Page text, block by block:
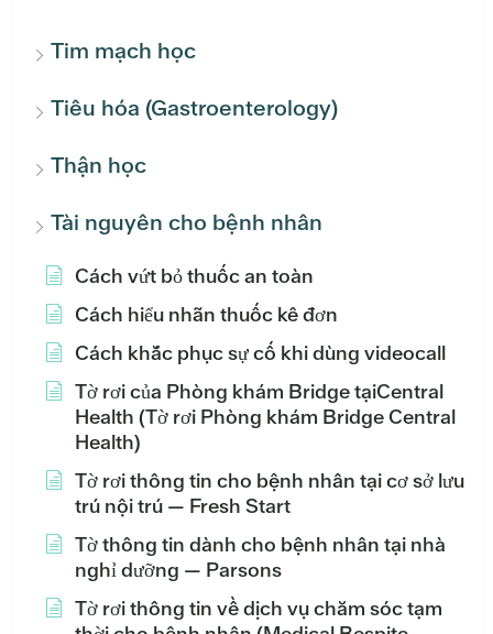
Tim mạch học
Tiêu hóa (Gastroenterology)
Thận học
Tài nguyên cho bệnh nhân
Cách vứt bỏ thuốc an toàn
Cách hiểu nhãn thuốc kê đơn
Cách khắc phục sự cố khi dùng videocall
Tờ rơi của Phòng khám Bridge tạiCentral
Health (Tờ rơi Phòng khám Bridge Central
Health)
Tờ rơi thông tin cho bệnh nhân tại cơ sở lưu
trú nội trú — Fresh Start
Tờ thông tin dành cho bệnh nhân tại nhà
nghỉ dưỡng — Parsons
Tờ rơi thông tin về dịch vụ chăm sóc tạm